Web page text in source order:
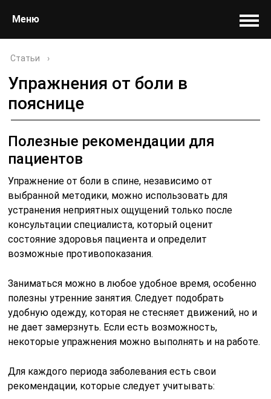
Меню
Статьи ›
Упражнения от боли в
пояснице
Полезные рекомендации для
пациентов
Упражнение от боли в спине, независимо от
выбранной методики, можно использовать для
устранения неприятных ощущений только после
консультации специалиста, который оценит
состояние здоровья пациента и определит
возможные противопоказания.
Заниматься можно в любое удобное время, особенно
полезны утренние занятия. Следует подобрать
удобную одежду, которая не стесняет движений, но и
не дает замерзнуть. Если есть возможность,
некоторые упражнения можно выполнять и на работе.
Для каждого периода заболевания есть свои
рекомендации, которые следует учитывать: